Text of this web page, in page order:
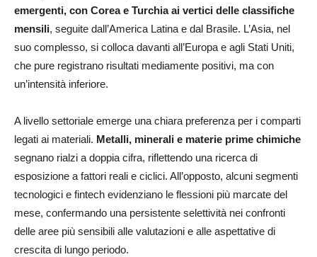
emergenti, con Corea e Turchiaai vertici delle classifiche
mensili, seguite dall’America Latina e dal Brasile. L’Asia, nel
suo complesso, si colloca davanti all’Europa e agli Stati Uniti,
che pure registrano risultati mediamente positivi, ma con
un’intensità inferiore.
A livello settoriale emerge una chiara preferenza per i comparti
legati ai materiali. Metalli, minerali e materie prime chimiche
segnano rialzi a doppia cifra, riflettendo una ricerca di
esposizione a fattori reali e ciclici. All’opposto, alcuni segmenti
tecnologici e fintech evidenziano le flessioni più marcate del
mese, confermando una persistente selettività nei confronti
delle aree più sensibili alle valutazioni e alle aspettative di
crescita di lungo periodo.